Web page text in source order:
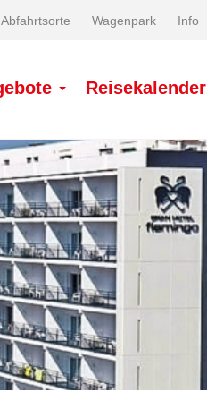
Abfahrtsorte Wagenpark Info
Reisekalender